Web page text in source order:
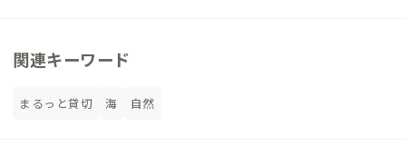
関連キーワード
まるっと貸切 海 自然